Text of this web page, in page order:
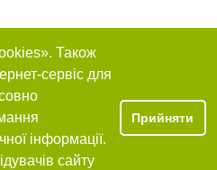
Також
сервіс для
інформації.
сайту
Прийняти